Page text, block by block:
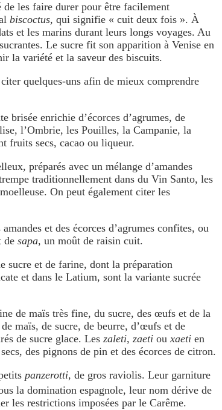
de les faire durer pour être facilement
biscoctus, qui signifie « cuit deux fois ». À
et les marins durant leurs longs voyages. Au
Le sucre fit son apparition à Venise en
la variété et la saveur des biscuits.
quelques-uns afin de mieux comprendre
brisée enrichie d’écorces d’agrumes, de
l’Ombrie, les Pouilles, la Campanie, la
fruits secs, cacao ou liqueur.
préparés avec un mélange d’amandes
traditionnellement dans du Vin Santo, les
On peut également citer les
et des écorces d’agrumes confites, ou
de sapa, un moût de raisin cuit.
sucre et de farine, dont la préparation
et dans le Latium, sont la variante sucrée
de maïs très fine, du sucre, des œufs et de la
maïs, de sucre, de beurre, d’œufs et de
de sucre glace. Les zaleti, zaeti ouxaeti en
des pignons de pin et des écorces de citron.
panzerotti, de gros raviolis. Leur garniture
la domination espagnole, leur nom dérive de
les restrictions imposées par le Carême.